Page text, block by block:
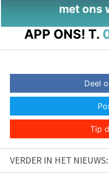
met ons
APP ONS! T.
Deel
Tip
VERDER IN HET NIEUWS: